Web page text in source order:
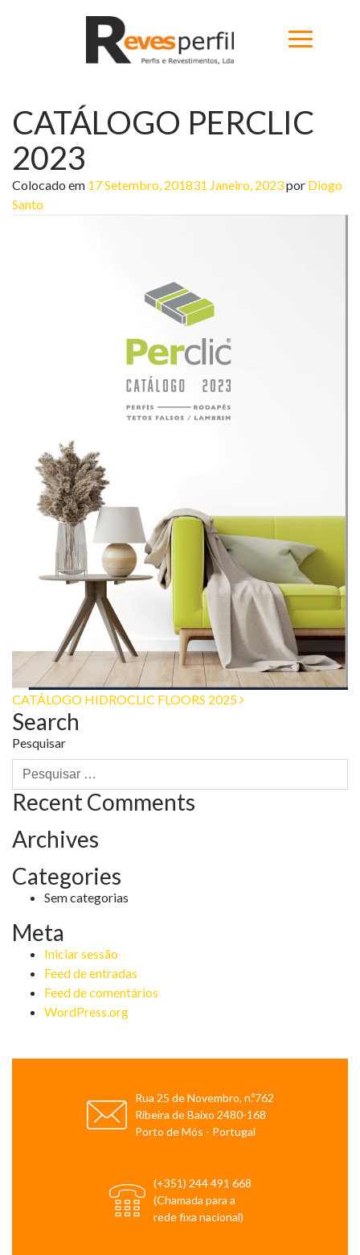
Home
Sobre
Contactos
Loja Online
CATÁLOGO PERCLIC
2023
Colocado em 17 Setembro, 201831 Janeiro, 2023por Diogo
Santo
Post
navigation
CATÁLOGO HIDROCLIC FLOORS 2025
Search
Pesquisar
Recent Comments
Archives
Categories
Sem categorias
Meta
Iniciar sessão
Feed de entradas
Feed de comentários
WordPress.org
Rua 25 de Novembro, n.º762
Ribeira de Baixo 2480-168
Porto de Mós - Portugal
(+351) 244 491 668
(Chamada para a
rede fixa nacional)